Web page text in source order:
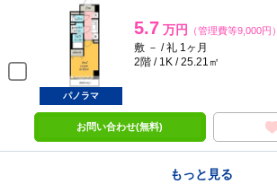
5.7 万円 （管理費等9,000円）
敷 － / 礼 1ヶ月
2階 / 1K / 25.21㎡
パノラマ
お問い合わせ(無料)
もっと見る